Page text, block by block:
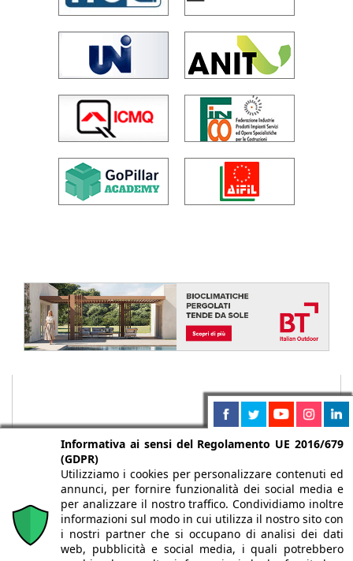
Chi siamo Autori Per la tua pubblicità Iscriviti alla
Informativa ai sensi del Regolamento UE 2016/679
(GDPR)
Utilizziamo i cookies per personalizzare contenuti ed
annunci, per fornire funzionalità dei social media e
per analizzare il nostro traffico. Condividiamo inoltre
informazioni sul modo in cui utilizza il nostro sito con
i nostri partner che si occupano di analisi dei dati
web, pubblicità e social media, i quali potrebbero